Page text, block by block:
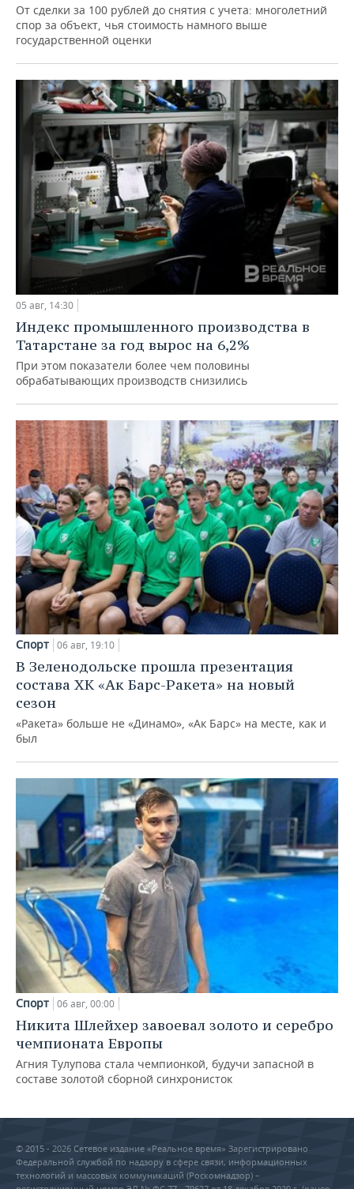
От сделки за 100 рублей до снятия с учета: многолетний
спор за объект, чья стоимость намного выше
государственной оценки
05 авг, 14:30
Индекс промышленного производства в
Татарстане за год вырос на 6,2%
При этом показатели более чем половины
обрабатывающих производств снизились
Спорт 06 авг, 19:10
В Зеленодольске прошла презентация
состава ХК «Ак Барс-Ракета» на новый
сезон
«Ракета» больше не «Динамо», «Ак Барс» на месте, как и
был
Спорт 06 авг, 00:00
Никита Шлейхер завоевал золото и серебро
чемпионата Европы
Агния Тулупова стала чемпионкой, будучи запасной в
составе золотой сборной синхронисток
© 2015 - 2026 Сетевое издание «Реальное время» Зарегистрировано
Федеральной службой по надзору в сфере связи, информационных
технологий и массовых коммуникаций (Роскомнадзор) –